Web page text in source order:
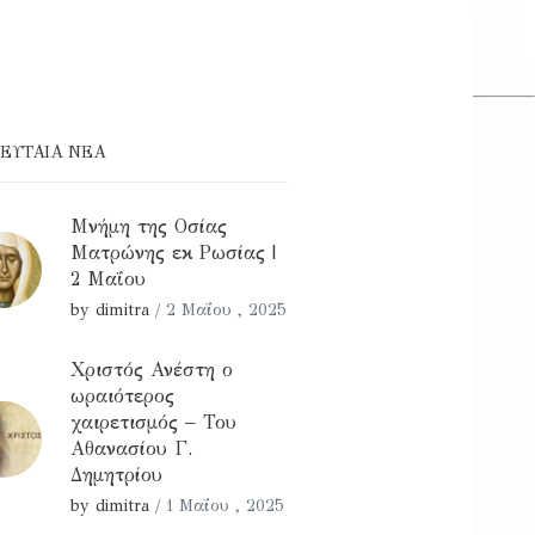
ΝΕΑ
Μνήμη της Οσίας
Ματρώνης εκ Ρωσίας |
2 Μαΐου
by dimitra / 2 Μαΐου , 2025
Χριστός Ανέστη ο
ωραιότερος
χαιρετισμός – Του
Αθανασίου Γ.
Δημητρίου
by dimitra / 1 Μαΐου , 2025